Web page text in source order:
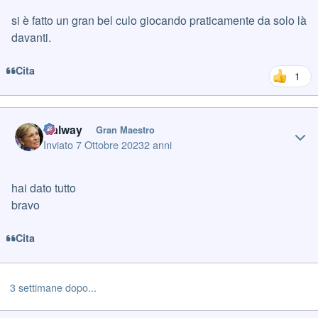
si è fatto un gran bel culo giocando praticamente da solo là
davanti.
Cita 1
Galway Gran Maestro
Inviato7 Ottobre 20232 anni
hai dato tutto
bravo
Cita
3 settimane dopo...